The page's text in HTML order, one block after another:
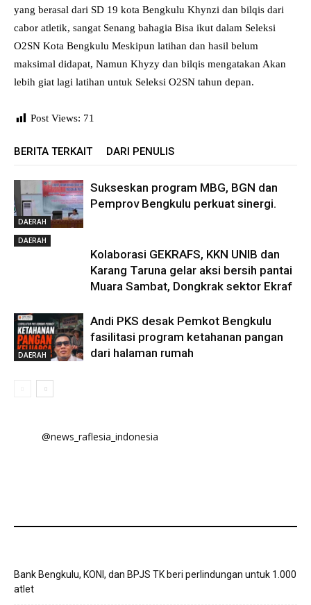
yang berasal dari SD 19 kota Bengkulu Khynzi dan bilqis dari
cabor atletik, sangat Senang bahagia Bisa ikut dalam Seleksi
O2SN Kota Bengkulu Meskipun latihan dan hasil belum
maksimal didapat, Namun Khyzy dan bilqis mengatakan Akan
lebih giat lagi latihan untuk Seleksi O2SN tahun depan.
Post Views: 71
BERITA TERKAIT DARI PENULIS
DAERAH
Sukseskan program MBG, BGN dan
Pemprov Bengkulu perkuat sinergi.
DAERAH
Kolaborasi GEKRAFS, KKN UNIB dan
Karang Taruna gelar aksi bersih pantai
Muara Sambat, Dongkrak sektor Ekraf
DAERAH
Andi PKS desak Pemkot Bengkulu
fasilitasi program ketahanan pangan
dari halaman rumah
@news_raflesia_indonesia
Bank Bengkulu, KONI, dan BPJS TK beri perlindungan untuk 1.000
atlet